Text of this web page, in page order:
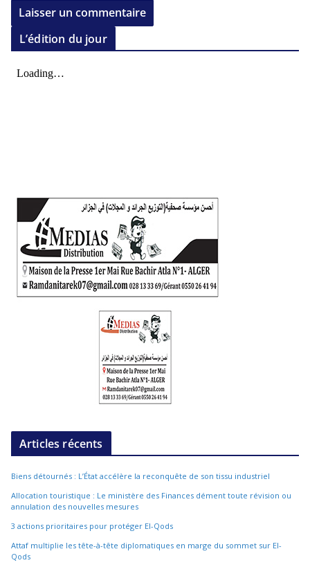
L’édition du jour
Articles récents
Biens détournés : L’État accélère la reconquête de son tissu industriel
Allocation touristique : Le ministère des Finances dément toute révision ou
annulation des nouvelles mesures
3 actions prioritaires pour protéger El-Qods
Attaf multiplie les tête-à-tête diplomatiques en marge du sommet sur El-
Qods